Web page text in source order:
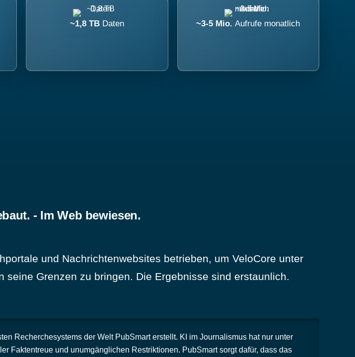
~1,8 TB Daten ~3-5 Mio.Aufrufe monatlich
- Im Web bewiesen.
und Nachrichtenwebsites betrieben, um VeloCore unter
Grenzen zu bringen. Die Ergebnisse sind erstaunlich.
Recherchesystems der Welt PubSmart erstellt. KI im Journalismus hat nur unter
Faktentreue und unumgänglichen Restriktionen. PubSmart sorgt dafür, dass das